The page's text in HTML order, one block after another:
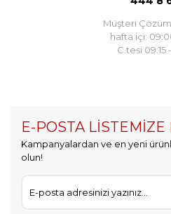
Müşteri
hafta içi:
C.tesi 09:15
E-POSTA LİSTEMİZE
Kampanyalardan ve en yeni
olun!